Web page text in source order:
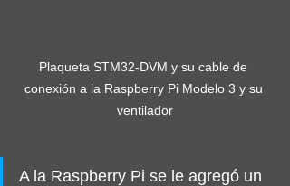
Plaqueta STM32-DVM y su cable de
conexión a la Raspberry Pi Modelo 3 y su
ventilador
A la Raspberry Pi se le agregó un